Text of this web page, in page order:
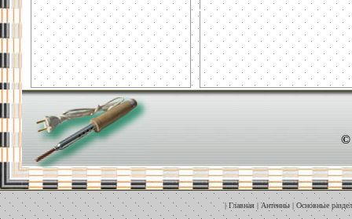
|Главная | Антенны | Основные